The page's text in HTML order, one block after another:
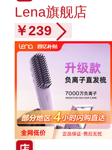
Lena旗舰店
￥239